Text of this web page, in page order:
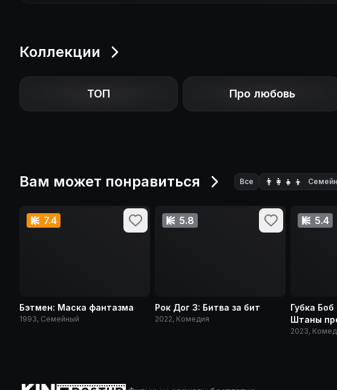
Коллекции
ТОП Про любовь
Вам может понравиться Все 👨‍👩‍👧‍👦
7.4
Бэтмен: Маска фантазма
1993, Семейный
5.8
Рок Дог 3: Битва за бит
2022, Комедия
5.4
Губка
Штаны
2023,